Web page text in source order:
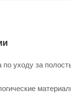
по уходу за